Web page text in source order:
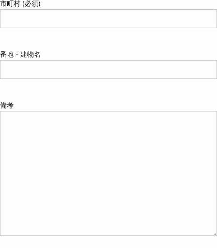
市町村 (必須)
番地・建物名
備考